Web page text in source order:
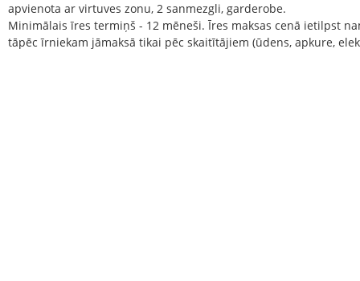
apvienota ar virtuves zonu, 2 sanmezgli, garderobe.
Minimālais īres termiņš - 12 mēneši. Īres maksas cenā ietilpst
tāpēc īrniekam jāmaksā tikai pēc skaitītājiem (ūdens, apkure,